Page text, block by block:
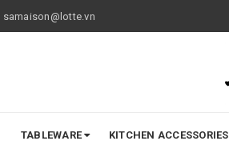
samaison@lotte.vn
TABLEWARE KITCHEN ACCESSORIES